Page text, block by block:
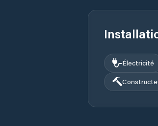
Électricité